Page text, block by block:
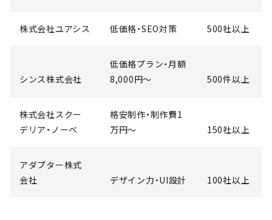
株式会社ユアシス 低価格・SEO対策 500社以上
シンス株式会社
低価格プラン・月額
8,000円〜
500件以上
株式会社スクー
デリア・ノーベ
格安制作・制作費1
万円〜
150社以上
アダプター株式
会社
デザイン力・UI設計 100社以上